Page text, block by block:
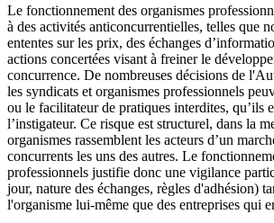
Le fonctionnement des organismes
à des activités anticoncurrentielles, telles que
ententes sur les prix, des échanges
actions concertées visant à freiner le
concurrence. De nombreuses décisions de
les syndicats et organismes professionnels
ou le facilitateur de pratiques interdites, qu’ils
l’instigateur. Ce risque est structurel, dans la
organismes rassemblent les acteurs d’un
concurrents les uns des autres. Le
professionnels justifie donc une vigilance
jour, nature des échanges, règles d'adhésion)
l'organisme lui-même que des entreprises qui